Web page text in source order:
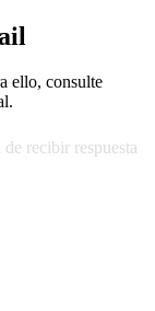
ello, consulte
recibir respuesta